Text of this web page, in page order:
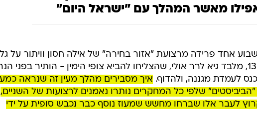
בפרספקטיבה, ההשתלטות של "רוח בלפור" על 13
הייתה משמעותית יותר ואפקטיבית